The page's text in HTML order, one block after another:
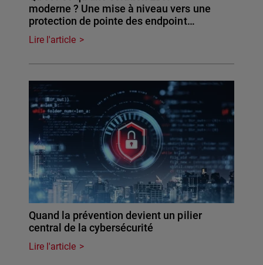
moderne ? Une mise à niveau vers une
protection de pointe des endpoint…
Lire l'article
Quand la prévention devient un pilier
central de la cybersécurité
Lire l'article